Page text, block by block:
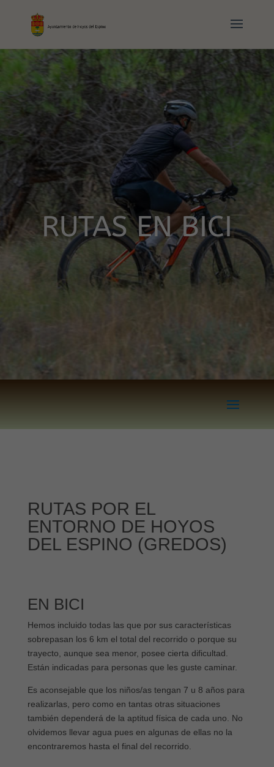
RUTAS EN BICI
RUTAS POR EL
ENTORNO DE HOYOS
DEL ESPINO (GREDOS)
EN BICI
Hemos incluido todas las que por sus características
sobrepasan los 6 km el total del recorrido o porque su
trayecto, aunque sea menor, posee cierta dificultad.
Están indicadas para personas que les guste caminar.
Es aconsejable que los niños/as tengan 7 u 8 años para
realizarlas, pero como en tantas otras situaciones
también dependerá de la aptitud física de cada uno. No
olvidemos llevar agua pues en algunas de ellas no la
encontraremos hasta el final del recorrido.